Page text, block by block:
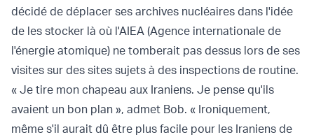
décidé de déplacer ses archives nucléaires dans l'idée
de les stocker là où l'AIEA (Agence internationale de
l'énergie atomique) ne tomberait pas dessus lors de ses
visites sur des sites sujets à des inspections de routine.
« Je tire mon chapeau aux Iraniens. Je pense qu'ils
avaient un bon plan », admet Bob. « Ironiquement,
même s'il aurait dû être plus facile pour les Iraniens de